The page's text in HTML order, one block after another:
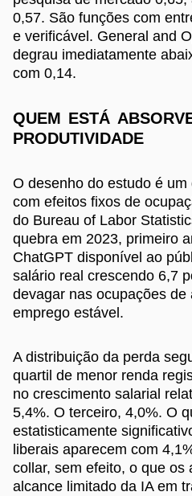
0,57. São funções com
e verificável. General and
degrau imediatamente
com 0,14.
QUEM ESTÁ
PRODUTIVIDADE
O desenho do estudo é
com efeitos fixos de
do Bureau of Labor
quebra em 2023, primeiro
ChatGPT disponível ao
salário real crescendo 6,7
devagar nas ocupações de
emprego estável.
A distribuição da perda
quartil de menor renda
no crescimento salarial
5,4%. O terceiro, 4,0%. O
estatisticamente
liberais aparecem com
collar, sem efeito, o que os
alcance limitado da IA em